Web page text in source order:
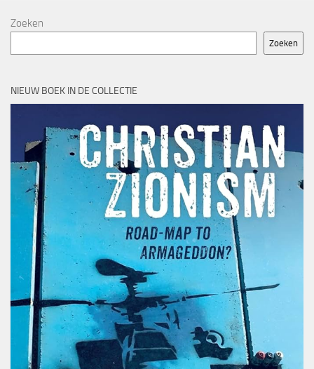
Zoeken
Zoeken
NIEUW BOEK IN DE COLLECTIE